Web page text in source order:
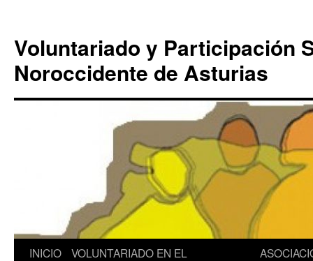
contenido
Voluntariado y Participación
Noroccidente de Asturias
INICIO
VOLUNTARIADO EN EL